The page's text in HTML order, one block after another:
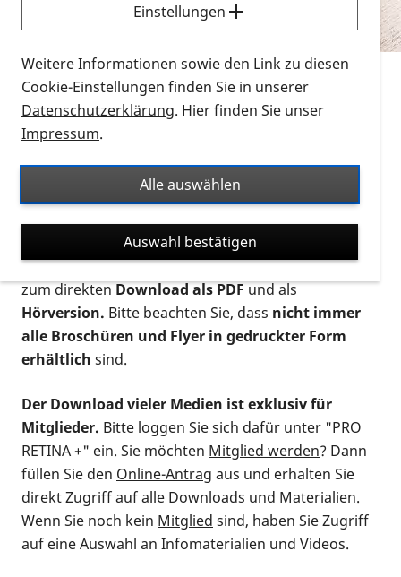
suchen und dieses bestellen bzw. herunterladen
können? Schauen Sie sich dieErklärvideos zum
Thema Infomaterial auf der PRO RETINA-Website
für blinde und sehbehinderte Menschen an.
Auf dieser Seite finden Sie sämtliches Infomaterial
Ort. Nutzen Sie den Formatfilter, um ausschließlich
nach Flyern und Broschüren, Audios oder Videos zu
suchen. Die meisten Flyer und Broschüren werden in
verschiedenen Formaten angeboten: zur
postalischen Bestellung als gedruckte Variante
zum direktenDownload als PDFund als
Hörversion. Bitte beachten Sie, dass nicht immer
alle Broschüren und Flyer in gedruckter Form
erhältlich sind.
Der Download vieler Medien ist exklusiv für
Mitglieder. Bitte loggen Sie sich dafür unter "PRO
RETINA +" ein. Sie möchten Mitglied werden? Dann
füllen Sie den Online-Antrag aus und erhalten Sie
direkt Zugriff auf alle Downloads und Materialien.
Wenn Sie noch kein Mitglied sind, haben Sie Zugriff
auf eine Auswahl an Infomaterialien und Videos.
Einstellungen
Weitere Informationen sowie den Link zu diesen
Cookie-Einstellungen finden Sie in unserer
Datenschutzerklärung. Hier finden Sie unser
Impressum.
Alle auswählen
Auswahl bestätigen